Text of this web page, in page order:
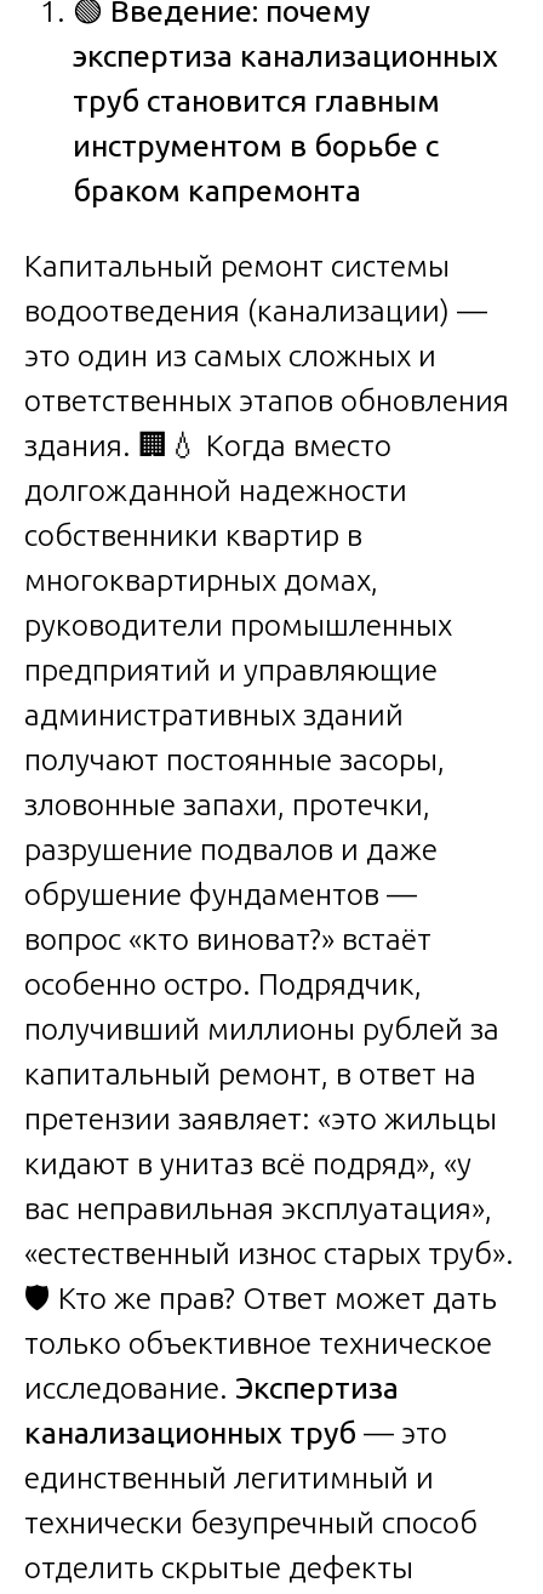
🟢 Введение: почему
экспертиза канализационных
труб становится главным
инструментом в борьбе с
браком капремонта
Капитальный ремонт системы
водоотведения (канализации) —
это один из самых сложных и
ответственных этапов обновления
здания. 🏢💧 Когда вместо
долгожданной надежности
собственники квартир в
многоквартирных домах,
руководители промышленных
предприятий и управляющие
административных зданий
получают постоянные засоры,
зловонные запахи, протечки,
разрушение подвалов и даже
обрушение фундаментов —
вопрос «кто виноват?» встаёт
особенно остро. Подрядчик,
получивший миллионы рублей за
капитальный ремонт, в ответ на
претензии заявляет: «это жильцы
кидают в унитаз всё подряд», «у
вас неправильная эксплуатация»,
«естественный износ старых труб».
🛡️ Кто же прав? Ответ может дать
только объективное техническое
исследование. Экспертиза
канализационных труб — это
единственный легитимный и
технически безупречный способ
отделить скрытые дефекты